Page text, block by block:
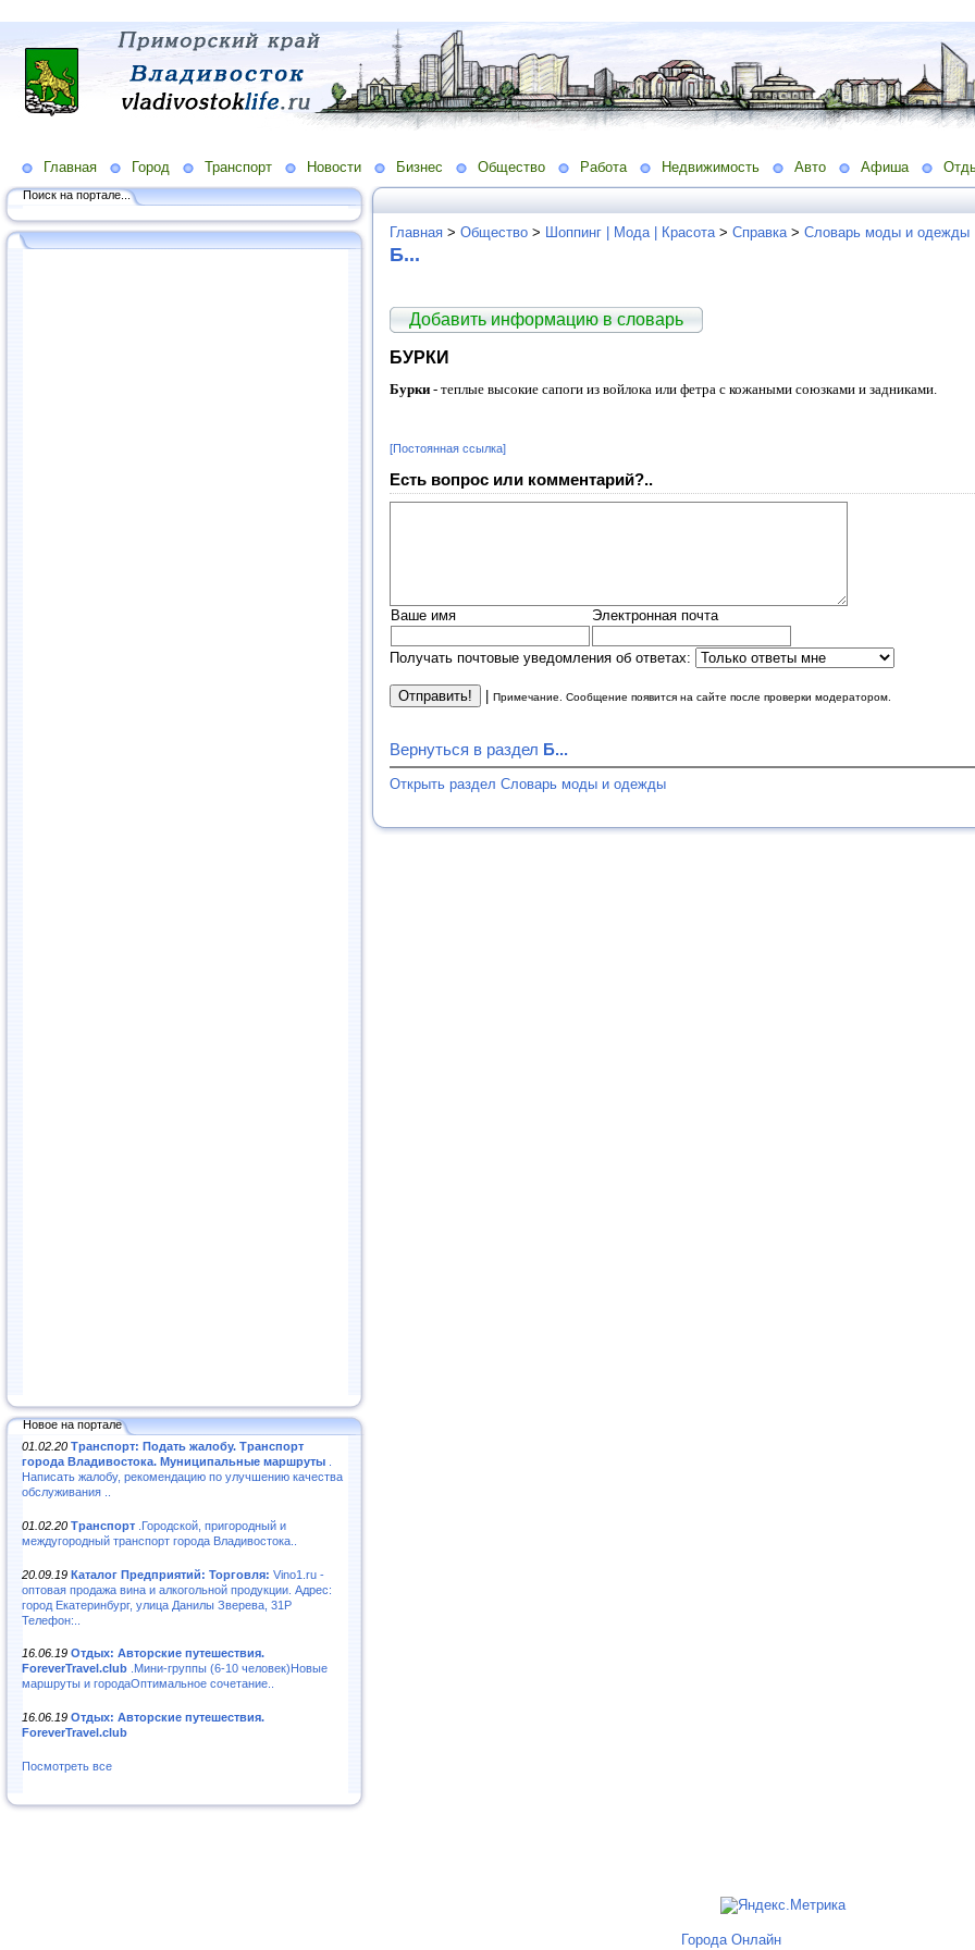
Главная Город Транспорт Новости Бизнес Общество Работа Недвижимость Авто Афиша
Поиск на портале...
Новое на портале
01.02.20 Транспорт: Подать жалобу. Транспорт
города Владивостока. Муниципальные маршруты
Написать жалобу, рекомендацию по улучшению качества
обслуживания ..
01.02.20 Транспорт .Городской, пригородный и
междугородный транспорт города Владивостока..
20.09.19 Каталог Предприятий: Торговля: Vino1.ru -
оптовая продажа вина и алкогольной продукции. Адрес:
город Екатеринбург, улица Данилы Зверева, 31Р
Телефон:..
16.06.19 Отдых: Авторские путешествия.
ForeverTravel.club .Мини-группы (6-10 человек)Новые
маршруты и городаОптимальное сочетание..
16.06.19 Отдых: Авторские путешествия.
ForeverTravel.club
Посмотреть все
Главная > Общество > Шоппинг | Мода | Красота > Справка > Словарь моды и одежды
Б...
Добавить информацию в словарь
БУРКИ
Бурки - теплые высокие сапоги из войлока или фетра с кожаными союзками и задниками.
[Постоянная ссылка]
Есть вопрос или комментарий?..
Ваше имя Электронная почта
Получать почтовые уведомления об ответах:
Примечание. Сообщение появится на сайте после проверки модератором.
Вернуться в раздел Б...
Открыть раздел Словарь моды и одежды
Города Онлайн